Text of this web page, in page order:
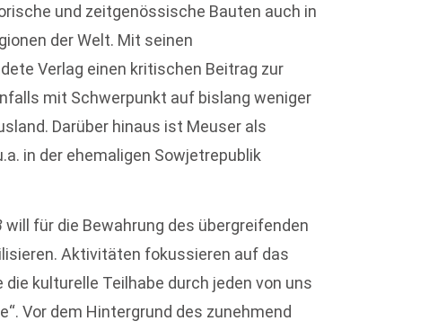
und zeitgenössische Bauten auch in
der Welt. Mit seinen
Verlag einen kritischen Beitrag zur
mit Schwerpunkt auf bislang weniger
Darüber hinaus ist Meuser als
in der ehemaligen Sowjetrepublik
will für die Bewahrung des übergreifenden
Aktivitäten fokussieren auf das
kulturelle Teilhabe durch jeden von uns
Vor dem Hintergrund des zunehmend